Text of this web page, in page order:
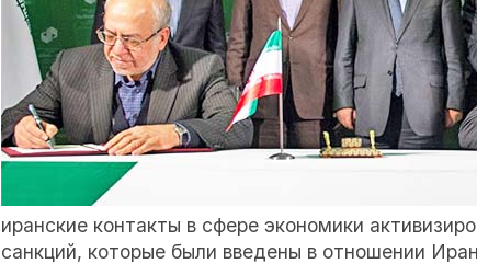
иранские контакты в сфере экономики
санкций, которые были введены в отношении